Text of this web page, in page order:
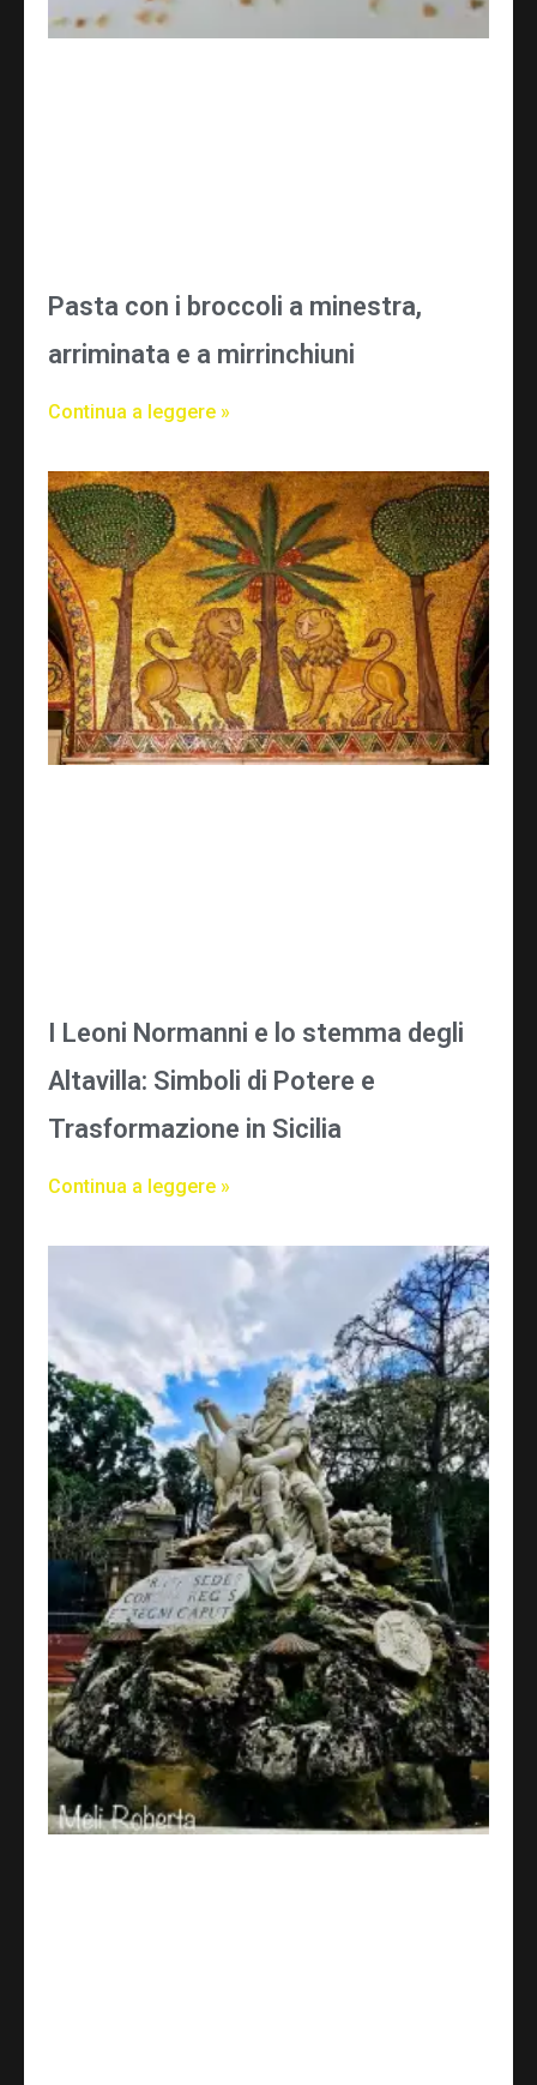
Pasta con i broccoli a minestra,
arriminata e a mirrinchiuni
Continua a leggere »
I Leoni Normanni e lo stemma degli
Altavilla: Simboli di Potere e
Trasformazione in Sicilia
Continua a leggere »